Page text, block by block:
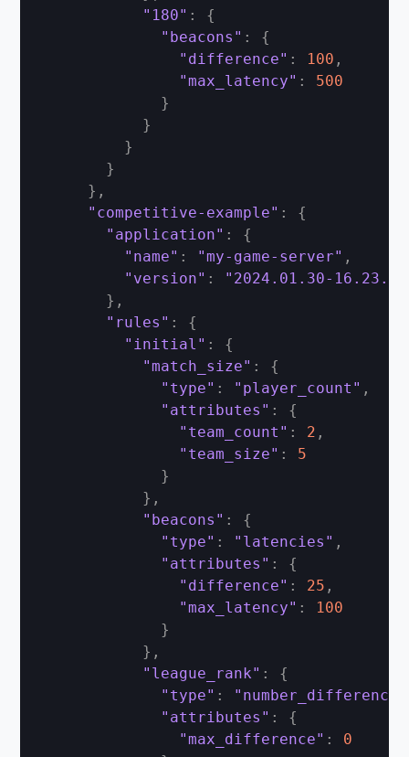
"180" :
{
"beacons" :
{
"difference" : 100 ,
"max_latency" :
500
}
}
}
}
} ,
"competitive-example" :
{
"application" :
{
"name" : "my-game-server" ,
"version" :
"2024.01.30-
} ,
"rules" :
{
"initial" :
{
"match_size" :
{
"type" : "player_count" ,
"attributes" :
{
"team_count" : 2 ,
"team_size" :
5
}
} ,
"beacons" :
{
"type" : "latencies" ,
"attributes" :
{
"difference" : 25 ,
"max_latency" :
100
}
} ,
"league_rank" :
{
"type" : "number_difference"
"attributes" :
{
"max_difference" :
0